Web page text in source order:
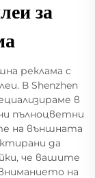
за
реклама с
В Shenzhen
в
пълноцветни
на външната
да
че вашите
на